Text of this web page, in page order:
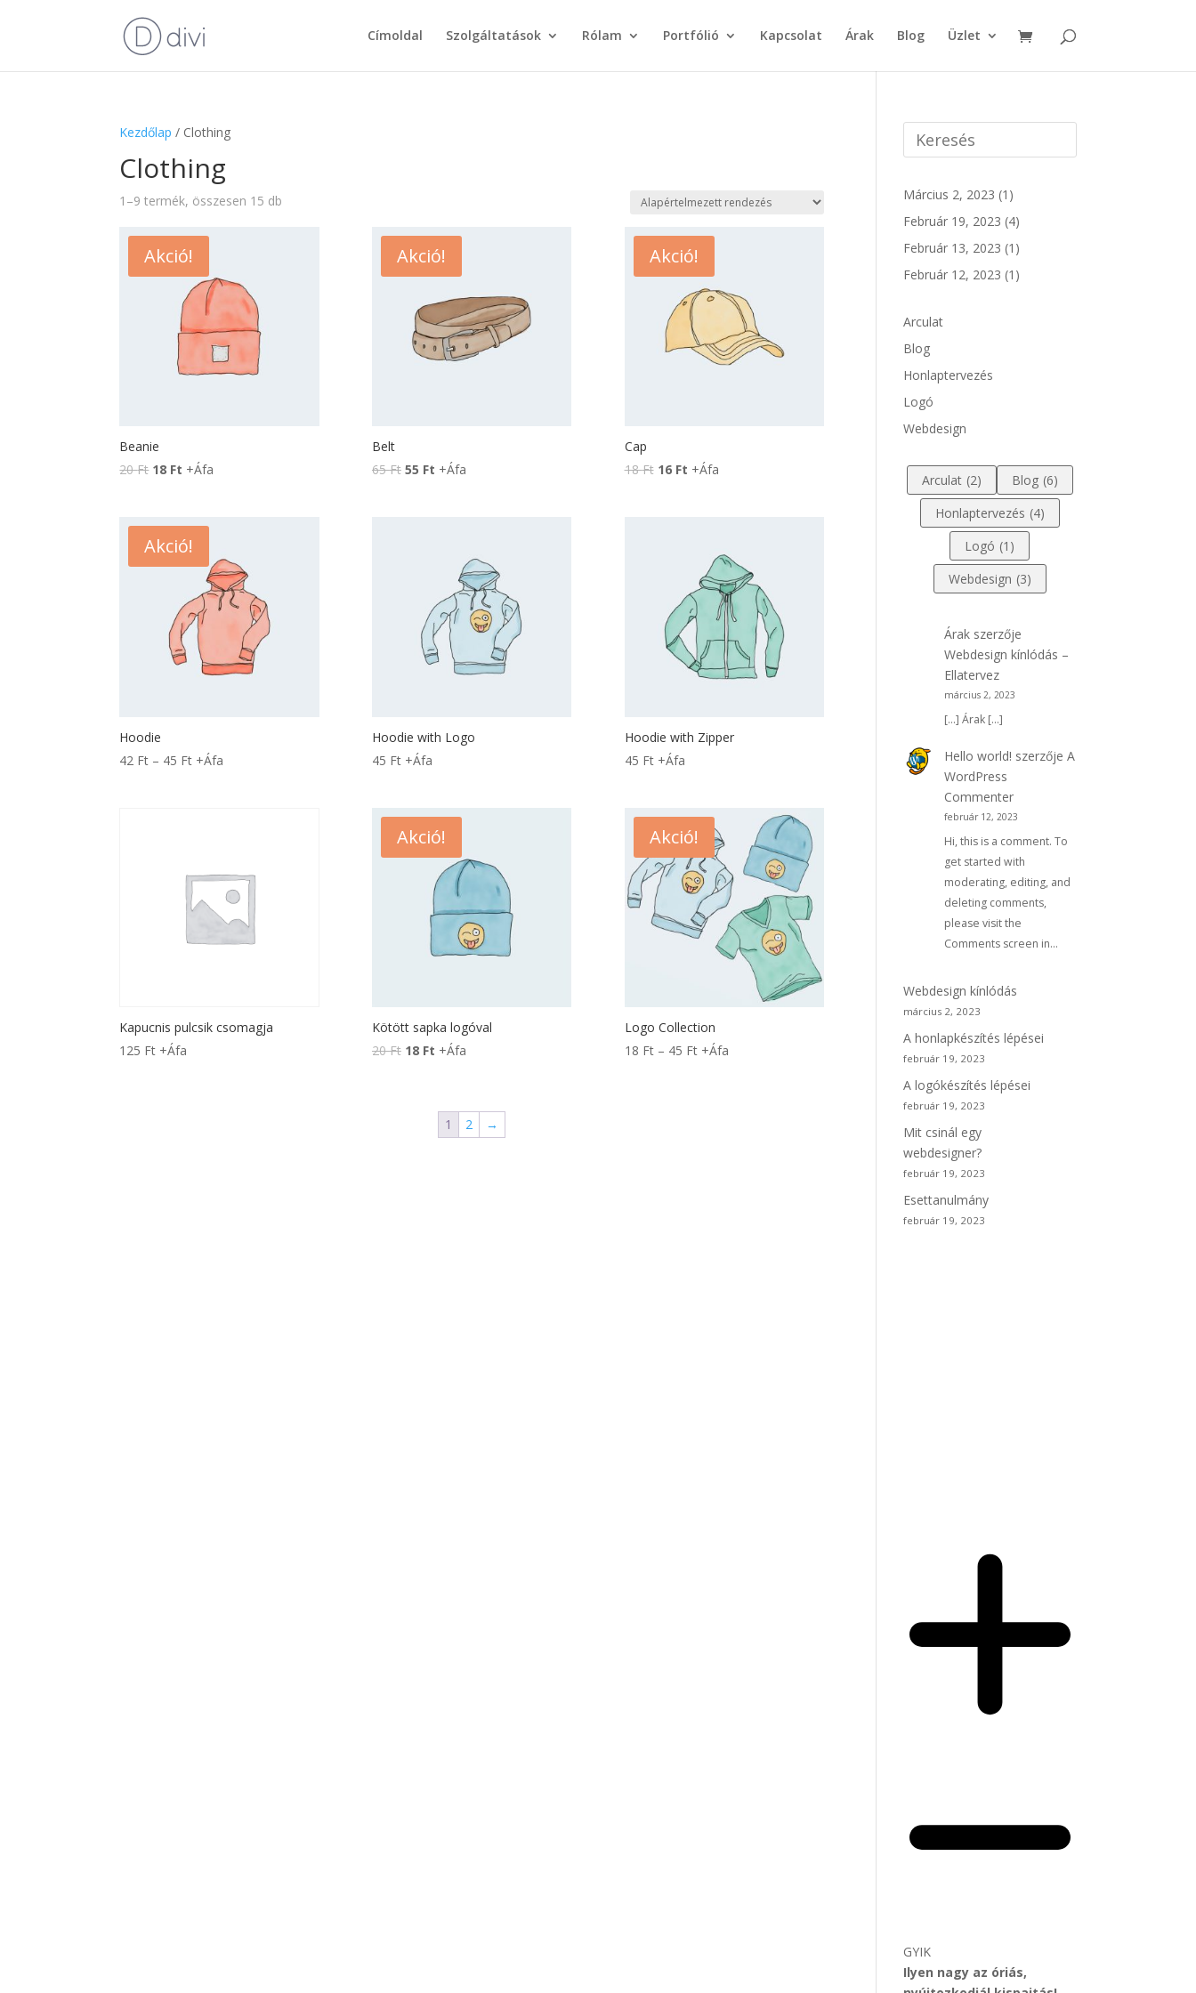
Címoldal Szolgáltatások Rólam Portfólió Kapcsolat Árak Blog Üzlet
Kezdőlap / Clothing
Clothing
1–9 termék, összesen 15 db
Akció!
Beanie
20Ft 18 Ft +Áfa
Akció!
Belt
65Ft 55 Ft +Áfa
Akció!
Cap
18Ft 16 Ft +Áfa
Akció!
Hoodie
42 Ft – 45 Ft +Áfa
Hoodie with Logo
45 Ft +Áfa
Hoodie with Zipper
45 Ft +Áfa
Kapucnis pulcsik csomagja
125 Ft +Áfa
Akció!
Kötött sapka logóval
20Ft 18 Ft +Áfa
Akció!
Logo Collection
18 Ft– 45 Ft +Áfa
1 2 →
Március 2, 2023 (1)
Február 19, 2023 (4)
Február 13, 2023 (1)
Február 12, 2023 (1)
Arculat
Blog
Honlaptervezés
Logó
Webdesign
Arculat (2) Blog (6)
Honlaptervezés (4)
Logó (1)
Webdesign (3)
Árakszerzője
Webdesign kínlódás –
Ellatervez
március 2, 2023
[…] Árak […]
Hello world! szerzője A
WordPress
Commenter
február 12, 2023
Hi, this is a comment. To
get started with
moderating, editing, and
deleting comments,
please visit the
Comments screen in…
Webdesign kínlódás
március 2, 2023
A honlapkészítés lépései
február 19, 2023
A logókészítés lépései
február 19, 2023
Mit csinál egy
webdesigner?
február 19, 2023
Esettanulmány
február 19, 2023
GYIK
Ilyen nagy az óriás,